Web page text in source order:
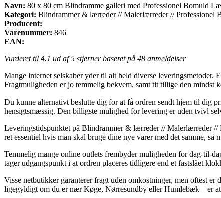
Navn: 80 x 80 cm Blindramme galleri med Professionel Bomuld
Kategori: Blindrammer & lærreder // Malerlærreder // Professionel
Producent:
Varenummer: 846
EAN:
Vurderet til 4.1 ud af 5 stjerner baseret på 48 anmeldelser
Mange internet selskaber yder til alt held diverse leveringsmetoder.
Fragtmuligheden er jo temmelig bekvem, samt tit tillige den
Du kunne alternativt beslutte dig for at få ordren sendt hjem til dig
hensigtsmæssig. Den billigste mulighed for levering er uden tvivl
Leveringstidspunktet på Blindrammer & lærreder // Malerlærreder
ret essentiel hvis man skal bruge dine nye varer med det samme,
Temmelig mange online outlets frembyder muligheden for dag-til-
tager udgangspunkt i at ordren placeres tidligere end et fastslået
Visse netbutikker garanterer fragt uden omkostninger, men oftest
ligegyldigt om du er nær Køge, Nørresundby eller Humlebæk – er